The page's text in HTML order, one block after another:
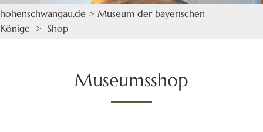
hohenschwangau.de > Museum der bayerischen
Könige > Shop
Museumsshop